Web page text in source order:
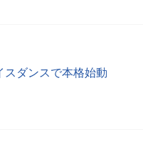
スダンスで本格始動